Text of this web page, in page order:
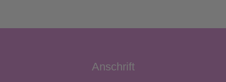
Anschrift